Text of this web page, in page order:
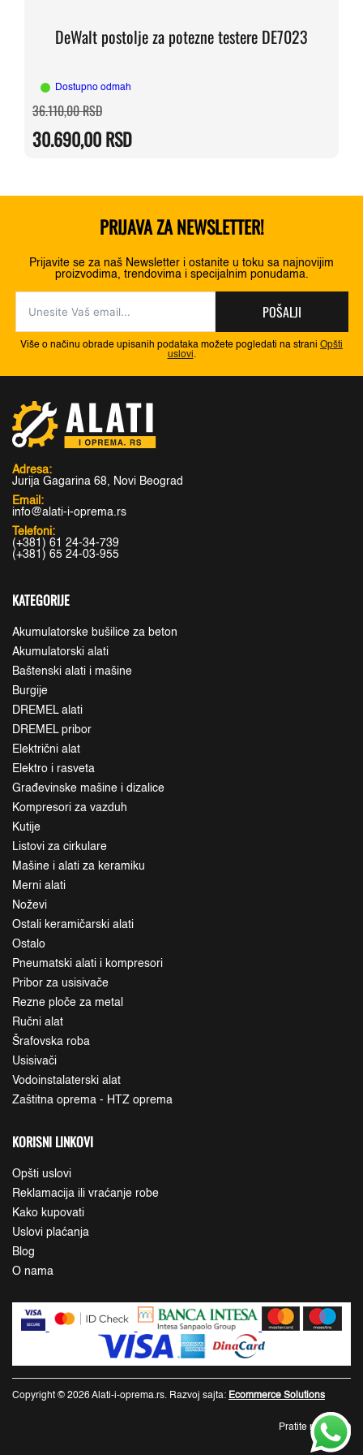
DeWalt postolje za potezne testere DE7023
Dostupno odmah
36.110,00RSDOriginalna
cena
bila:
36.110,00 RSD.
30.690,00RSD
Trenutna
cena
30.690,00 RSD.
PRIJAVA ZA NEWSLETTER!
Prijavite se za naš Newsletter i ostanite u toku sa najnovijim
proizvodima, trendovima i specijalnim ponudama.
POŠALJI
Više o načinu obrade upisanih podataka možete pogledati na strani Opšti
uslovi .
Adresa:
Jurija Gagarina 68, Novi Beograd
Email:
info@alati-i-oprema.rs
Telefoni:
(+381) 61 24-34-739
(+381) 65 24-03-955
KATEGORIJE
Akumulatorske bušilice za beton
Akumulatorski alati
Baštenski alati i mašine
Burgije
DREMEL alati
DREMEL pribor
Električni alat
Elektro i rasveta
Građevinske mašine i dizalice
Kompresori za vazduh
Kutije
Listovi za cirkulare
Mašine i alati za keramiku
Merni alati
Noževi
Ostali keramičarski alati
Ostalo
Pneumatski alati i kompresori
Pribor za usisivače
Rezne ploče za metal
Ručni alat
Šrafovska roba
Usisivači
Vodoinstalaterski alat
Zaštitna oprema - HTZ oprema
KORISNI LINKOVI
Opšti uslovi
Reklamacija ili vraćanje robe
Kako kupovati
Uslovi plaćanja
Blog
O nama
Copyright © 2026 Alati-i-oprema.rs. Razvoj sajta: Ecommerce Solutions
Pratite nas: